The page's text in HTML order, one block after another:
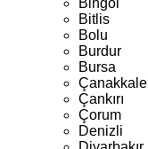
Bingöl
Bitlis
Bolu
Burdur
Bursa
Çanakkale
Çankırı
Çorum
Denizli